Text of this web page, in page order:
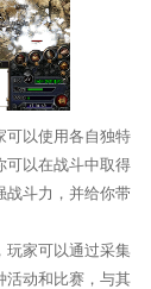
可以使用各自独特
可以在战斗中取得
战斗力，并给你带
玩家可以通过采集
活动和比赛，与其